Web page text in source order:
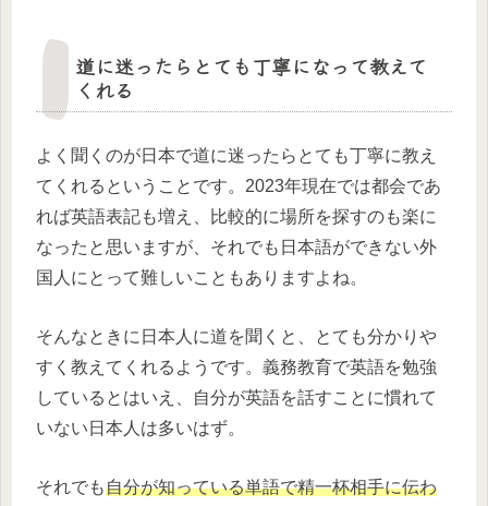
道に迷ったらとても丁寧になって教えて
くれる
よく聞くのが日本で道に迷ったらとても丁寧に教え
てくれるということです。2023年現在では都会であ
れば英語表記も増え、比較的に場所を探すのも楽に
なったと思いますが、それでも日本語ができない外
国人にとって難しいこともありますよね。
そんなときに日本人に道を聞くと、とても分かりや
すく教えてくれるようです。義務教育で英語を勉強
しているとはいえ、自分が英語を話すことに慣れて
いない日本人は多いはず。
それでも自分が知っている単語で精一杯相手に伝わ